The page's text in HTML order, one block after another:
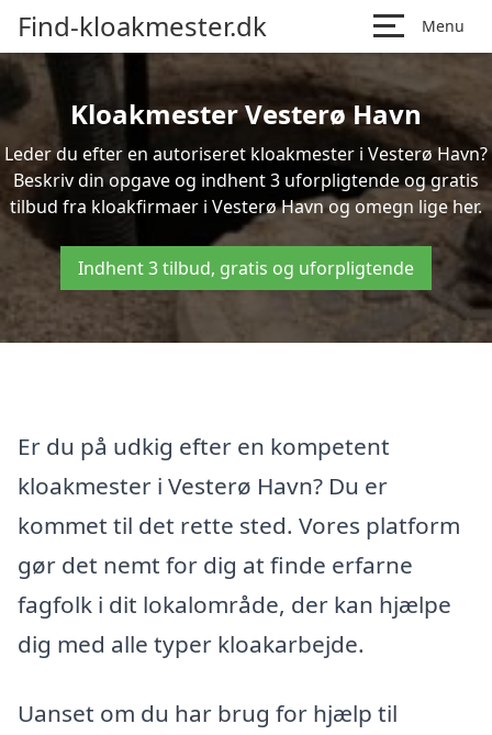
Find-kloakmester.dk Menu
Kloakmester Vesterø Havn
Leder du efter en autoriseret kloakmester i Vesterø Havn?
Beskriv din opgave og indhent 3 uforpligtende og gratis
tilbud fra kloakfirmaer i Vesterø Havn og omegn lige her.
Indhent 3 tilbud, gratis og uforpligtende
Er du på udkig efter en kompetent
kloakmester i Vesterø Havn? Du er
kommet til det rette sted. Vores platform
gør det nemt for dig at finde erfarne
fagfolk i dit lokalområde, der kan hjælpe
dig med alle typer kloakarbejde.
Uanset om du har brug for hjælp til